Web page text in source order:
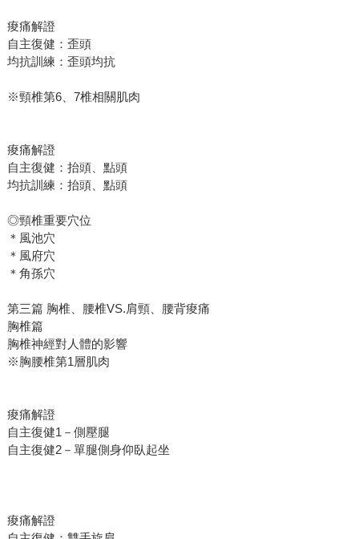
痠痛解證
自主復健：歪頭
均抗訓練：歪頭均抗
※頸椎第6、7椎相關肌肉
痠痛解證
自主復健：抬頭、點頭
均抗訓練：抬頭、點頭
◎頸椎重要穴位
＊風池穴
＊風府穴
＊角孫穴
第三篇 胸椎、腰椎VS.肩頸、腰背痠痛
胸椎篇
胸椎神經對人體的影響
※胸腰椎第1層肌肉
痠痛解證
自主復健1－側壓腿
自主復健2－單腿側身仰臥起坐
痠痛解證